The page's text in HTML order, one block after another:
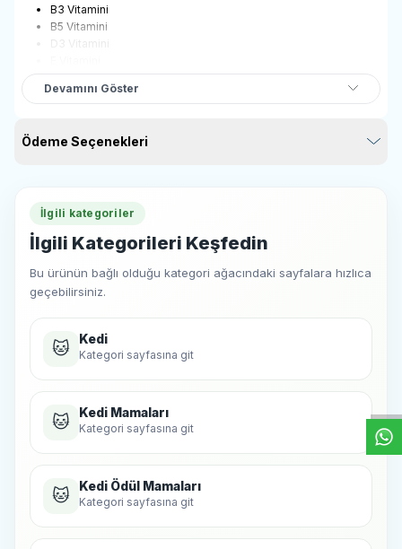
B3 Vitamini
B5 Vitamini
D3 Vitamini
Xanthan Sakızı
Analiz Raporu
Yağ %0,1
Devamını Göster
Ödeme Seçenekleri
İlgili kategoriler
İlgili Kategorileri Keşfedin
Bu ürünün bağlı olduğu kategori ağacındaki sayfalara hızlıca
geçebilirsiniz.
🐱 Kedi
Kategori sayfasına git
🐱 Kedi Mamaları
Kategori sayfasına git
🐱 Kedi Ödül Mamaları
Kategori sayfasına git